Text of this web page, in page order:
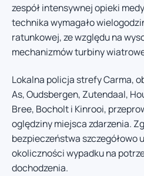
zespół intensywnej opieki
technika wymagało
ratunkowej, ze względu na
mechanizmów turbiny
Lokalna policja strefy Carma,
As, Oudsbergen, Zutendaal,
Bree, Bocholt i Kinrooi,
oględziny miejsca zdarzenia.
bezpieczeństwa szczegółowo
okoliczności wypadku na
dochodzenia.